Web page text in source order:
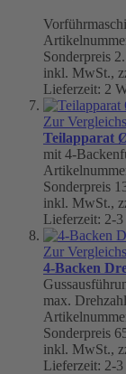
Sonderpreis
inkl. MwSt.,
Lieferzeit: 2
Zur
Teilapparat
mit 4-
Sonderpreis
inkl. MwSt.,
Lieferzeit: 2-3
Zur
4-Backen
max.
Sonderpreis
inkl. MwSt.,
Lieferzeit: 2-3